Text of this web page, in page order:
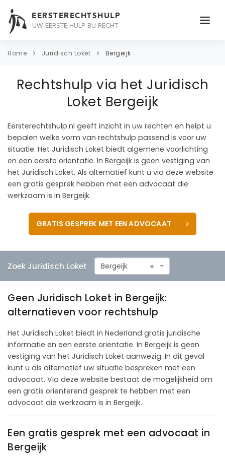
EERSTERECHTSHULP
UW EERSTE HULP BIJ RECHT
ONDERWERPEN
CONTACT
Home Juridisch Loket Bergeijk
Rechtshulp via het Juridisch
Loket Bergeijk
Eersterechtshulp.nl geeft inzicht in uw rechten en helpt u
bepalen welke vorm van rechtshulp passend is voor uw
situatie. Het Juridisch Loket biedt algemene voorlichting
en een eerste oriëntatie. In Bergeijk is geen vestiging van
het Juridisch Loket. Als alternatief kunt u via deze website
een gratis gesprek hebben met een advocaat die
werkzaam is in Bergeijk.
GRATIS GESPREK MET EEN ADVOCAAT
Zoek Juridisch Loket ×
Bergeijk
Geen Juridisch Loket in Bergeijk:
alternatieven voor rechtshulp
Het Juridisch Loket biedt in Nederland gratis juridische
informatie en een eerste oriëntatie. In Bergeijk is geen
vestiging van het Juridisch Loket aanwezig. In dit geval
kunt u als alternatief uw situatie bespreken met een
advocaat. Via deze website bestaat de mogelijkheid om
een gratis oriënterend gesprek te hebben met een
advocaat die werkzaam is in Bergeijk.
Een gratis gesprek met een advocaat in
Bergeijk